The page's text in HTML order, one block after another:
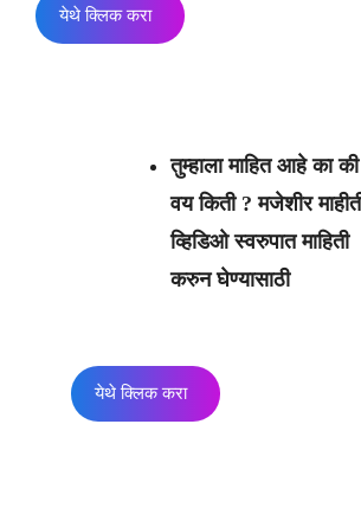
येथे क्लिक करा
तुम्हाला माहित आहे का
वय किती ? मजेशीर
व्हिडिओ स्वरुपात माहिती
करुन घेण्यासाठी
येथे क्लिक करा